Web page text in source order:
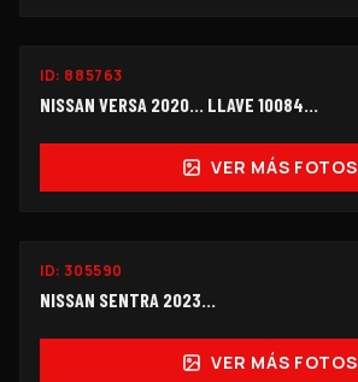
ID: 885763
NISSAN VERSA 2020... LLAVE 10084...
VER MÁS FOTOS
ID: 305590
NISSAN SENTRA 2023...
VER MÁS FOTOS